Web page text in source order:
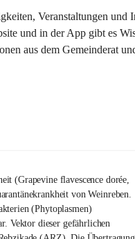
Veranstaltungen
und in der App gibt es
aus dem Gemeinderat
(Grapevine flavescence dorée,
von Weinreben.
(Phytoplasmen)
Vektor dieser gefährlichen